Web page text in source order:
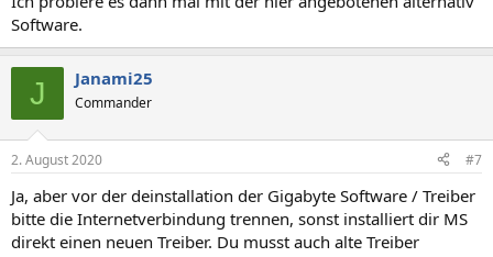
Software.
J Janami25
Commander
2. August 2020 #7
Ja, aber vor der deinstallation der Gigabyte Software / Treiber
bitte die Internetverbindung trennen, sonst installiert dir MS
direkt einen neuen Treiber. Du musst auch alte Treiber